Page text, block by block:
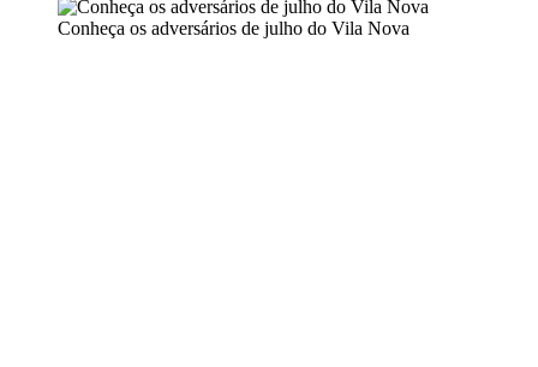
Conheça os adversários de julho do Vila Nova